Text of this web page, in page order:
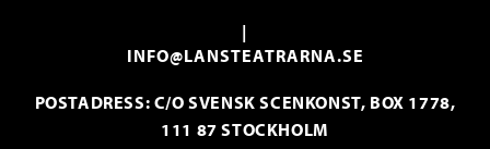
|
INFO@LANSTEATRARNA.SE
POSTADRESS: C/O SVENSK SCENKONST, BOX 1778,
111 87 STOCKHOLM